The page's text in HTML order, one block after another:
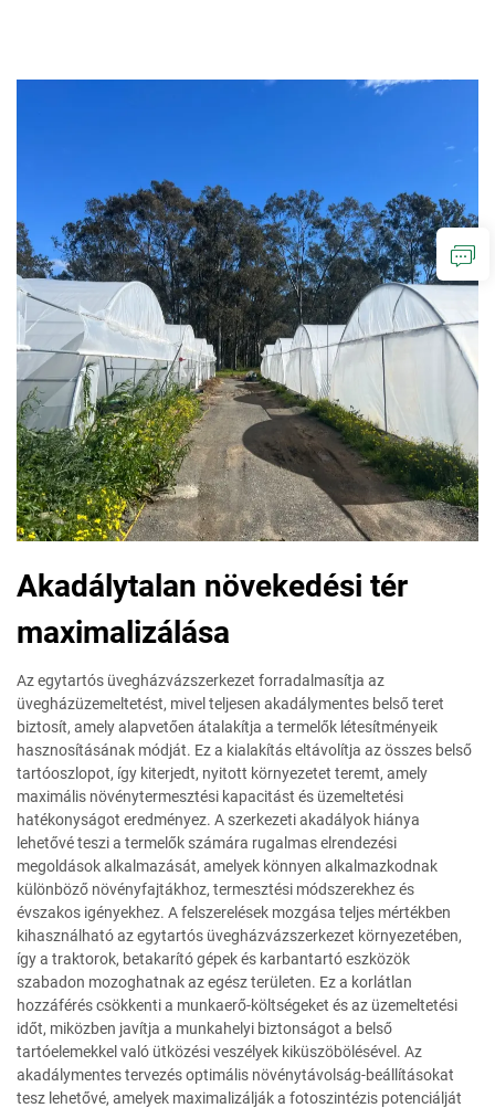
Akadálytalan növekedési tér
maximalizálása
Az egytartós üvegházvázszerkezet forradalmasítja az
üvegházüzemeltetést, mivel teljesen akadálymentes belső teret
biztosít, amely alapvetően átalakítja a termelők létesítményeik
hasznosításának módját. Ez a kialakítás eltávolítja az összes belső
tartóoszlopot, így kiterjedt, nyitott környezetet teremt, amely
maximális növénytermesztési kapacitást és üzemeltetési
hatékonyságot eredményez. A szerkezeti akadályok hiánya
lehetővé teszi a termelők számára rugalmas elrendezési
megoldások alkalmazását, amelyek könnyen alkalmazkodnak
különböző növényfajtákhoz, termesztési módszerekhez és
évszakos igényekhez. A felszerelések mozgása teljes mértékben
kihasználható az egytartós üvegházvázszerkezet környezetében,
így a traktorok, betakarító gépek és karbantartó eszközök
szabadon mozoghatnak az egész területen. Ez a korlátlan
hozzáférés csökkenti a munkaerő-költségeket és az üzemeltetési
időt, miközben javítja a munkahelyi biztonságot a belső
tartóelemekkel való ütközési veszélyek kiküszöbölésével. Az
akadálymentes tervezés optimális növénytávolság-beállításokat
tesz lehetővé, amelyek maximalizálják a fotoszintézis potenciálját